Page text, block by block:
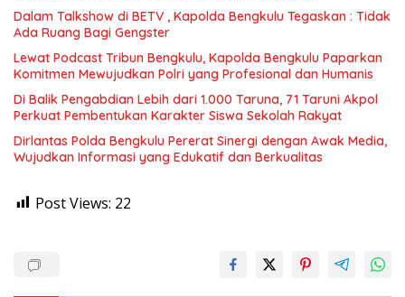
Dalam Talkshow di BETV , Kapolda Bengkulu Tegaskan : Tidak
Ada Ruang Bagi Gengster
Lewat Podcast Tribun Bengkulu, Kapolda Bengkulu Paparkan
Komitmen Mewujudkan Polri yang Profesional dan Humanis
Di Balik Pengabdian Lebih dari 1.000 Taruna, 71 Taruni Akpol
Perkuat Pembentukan Karakter Siswa Sekolah Rakyat
Dirlantas Polda Bengkulu Pererat Sinergi dengan Awak Media,
Wujudkan Informasi yang Edukatif dan Berkualitas
Post Views: 22